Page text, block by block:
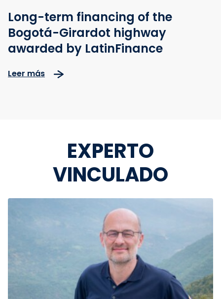
Long-term financing of the
Bogotá-Girardot highway
awarded by LatinFinance
Leer más
EXPERTO
VINCULADO